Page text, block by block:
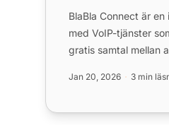
BlaBla Connect är
med VoIP-tjänster
gratis samtal mellan
Jan 20, 2026 3 min